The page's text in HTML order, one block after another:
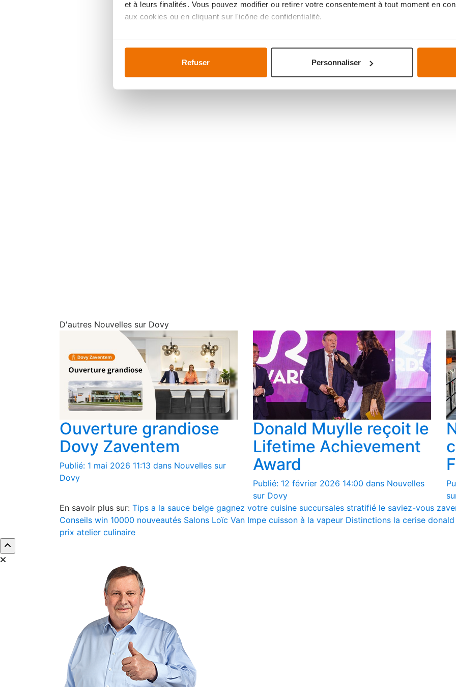
et à leurs finalités. Vous pouvez modifier ou retirer votre consentement à tout moment en
aux cookies ou en cliquant sur l'icône de confidentialité.
Identifier votre appareil en l'analysant activement pour en relever les caractéristiques
digitales).
Refuser Personnaliser
D'autres Nouvelles sur Dovy
Ouverture grandiose
Dovy Zaventem
Publié: 1 mai 2026 11:13 dans Nouvelles sur
Dovy
Donald Muylle reçoit le
Lifetime Achievement
Award
Publié: 12 février 2026 14:00 dans Nouvelles
sur Dovy
En savoir plus sur: Tips a la sauce belge gagnez votre cuisine succursales stratifié le saviez-vous
Conseils win 10000 nouveautés Salons Loïc Van Impe cuisson à la vapeur Distinctions la cerise
prix atelier culinaire